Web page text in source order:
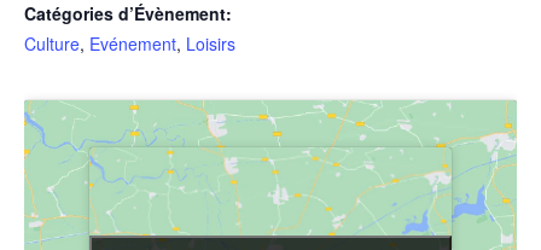
Catégories d’Évènement:
Culture, Evénement, Loisirs